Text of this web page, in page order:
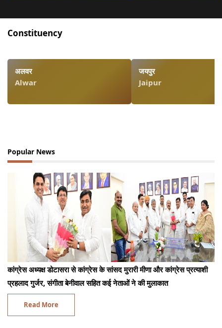
Constituency
अलवर
Alwar
जयपुर
Jaipur
Popular News
कांग्रेस अध्यक्ष डोटासरा से कांग्रेस के सांसद मुरारी मीणा और कांग्रेस प्रत्याशी
प्रहलाद गुर्जर, संगीता बेनीवाल सहित कई नेताओं ने की मुलाकात
Read More